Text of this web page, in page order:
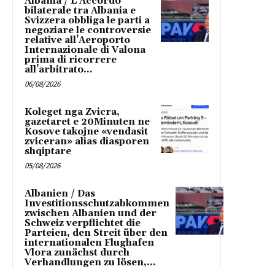
bilaterale tra Albania e
Svizzera obbliga le parti a
negoziare le controversie
relative all’Aeroporto
Internazionale di Valona
prima di ricorrere
all’arbitrato...
06/08/2026
Koleget nga Zvicra,
gazetaret e 20Minuten ne
Kosove takojne «vendasit
zviceran» alias diasporen
shqiptare
05/08/2026
Albanien / Das
Investitionsschutzabkommen
zwischen Albanien und der
Schweiz verpflichtet die
Parteien, den Streit über den
internationalen Flughafen
Vlora zunächst durch
Verhandlungen zu lösen,...